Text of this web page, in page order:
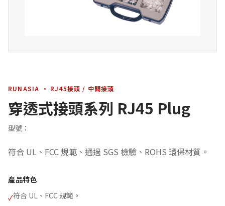
RUNASIA · RJ45接頭 / 中間接頭
穿透式接頭系列 RJ45 Plug
型號：
符合 UL、FCC 規範、通過 SGS 檢驗、ROHS 環保材質。
產品特色
✓符合 UL、FCC 規範。